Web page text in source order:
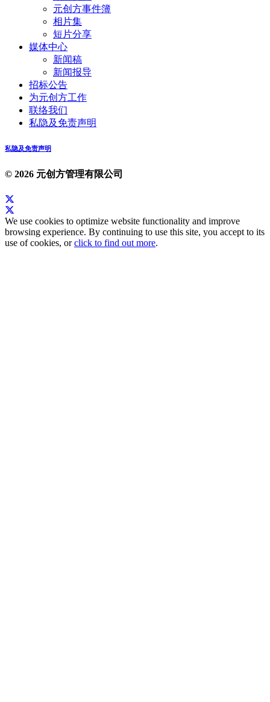
元创方事件簿
相片集
短片分享
媒体中心
新闻稿
新闻报导
招标公告
为元创方工作
联络我们
私隐及免责声明
私隐及免责声明
© 2026 元创方管理有限公司
We use cookies to optimize website functionality and improve
browsing experience. By continuing to use this site, you accept to its
use of cookies, orclick to find out more.